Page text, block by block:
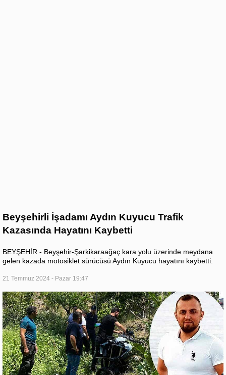
Beyşehirli İşadamı Aydın Kuyucu Trafik
Kazasında Hayatını Kaybetti
BEYŞEHİR - Beyşehir-Şarkikaraağaç kara yolu üzerinde meydana
gelen kazada motosiklet sürücüsü Aydın Kuyucu hayatını kaybetti.
21 Temmuz 2024 - Pazar 19:47